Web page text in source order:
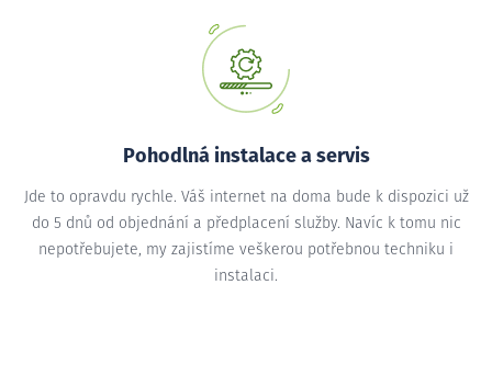
Pohodlná instalace a servis
Jde to opravdu rychle. Váš internet na doma bude k dispozici už
do 5 dnů od objednání a předplacení služby. Navíc k tomu nic
nepotřebujete, my zajistíme veškerou potřebnou techniku i
instalaci.